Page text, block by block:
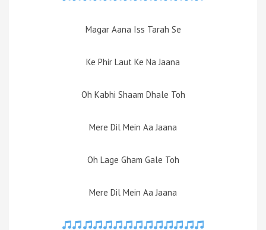
Magar Aana Iss Tarah Se
Ke Phir Laut Ke Na Jaana
Oh Kabhi Shaam Dhale Toh
Mere Dil Mein Aa Jaana
Oh Lage Gham Gale Toh
Mere Dil Mein Aa Jaana